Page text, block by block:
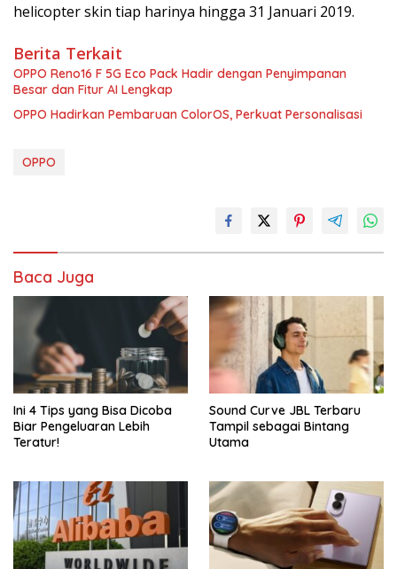
helicopter skin tiap harinya hingga 31 Januari 2019.
Berita Terkait
OPPO Reno16 F 5G Eco Pack Hadir dengan Penyimpanan
Besar dan Fitur AI Lengkap
OPPO Hadirkan Pembaruan ColorOS, Perkuat Personalisasi
OPPO
Baca Juga
Ini 4 Tips yang Bisa Dicoba
Biar Pengeluaran Lebih
Teratur!
Sound Curve JBL Terbaru
Tampil sebagai Bintang
Utama